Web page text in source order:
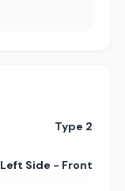
Type 2
Left Side - Front